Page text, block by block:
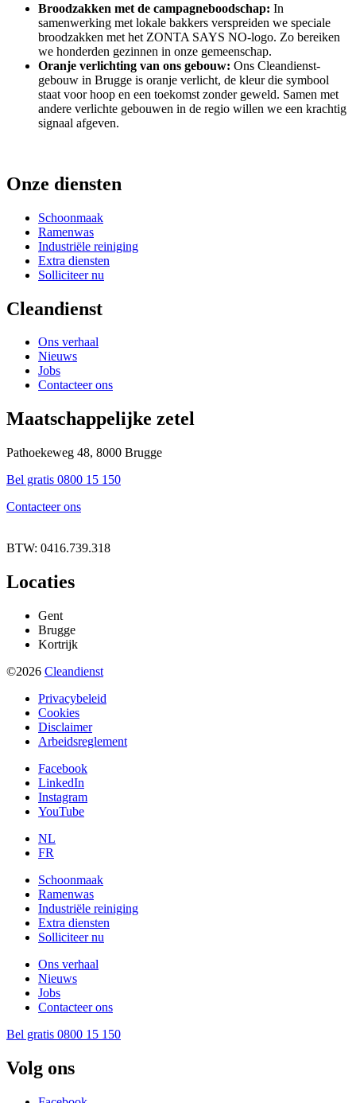
Broodzakken met de campagneboodschap: In
samenwerking met lokale bakkers verspreiden we speciale
broodzakken met het ZONTA SAYS NO-logo. Zo bereiken
we honderden gezinnen in onze gemeenschap.
Oranje verlichting van ons gebouw: Ons Cleandienst-
gebouw in Brugge is oranje verlicht, de kleur die symbool
staat voor hoop en een toekomst zonder geweld. Samen met
andere verlichte gebouwen in de regio willen we een krachtig
signaal afgeven.
Onze diensten
Schoonmaak
Ramenwas
Industriële reiniging
Extra diensten
Solliciteer nu
Cleandienst
Ons verhaal
Nieuws
Jobs
Contacteer ons
Maatschappelijke zetel
Pathoekeweg 48, 8000 Brugge
Bel gratis 0800 15 150
Contacteer ons
BTW: 0416.739.318
Locaties
Gent
Brugge
Kortrijk
©2026 Cleandienst
Privacybeleid
Cookies
Disclaimer
Arbeidsreglement
Facebook
LinkedIn
Instagram
YouTube
NL
FR
Schoonmaak
Ramenwas
Industriële reiniging
Extra diensten
Solliciteer nu
Ons verhaal
Nieuws
Jobs
Contacteer ons
Bel gratis 0800 15 150
Volg ons